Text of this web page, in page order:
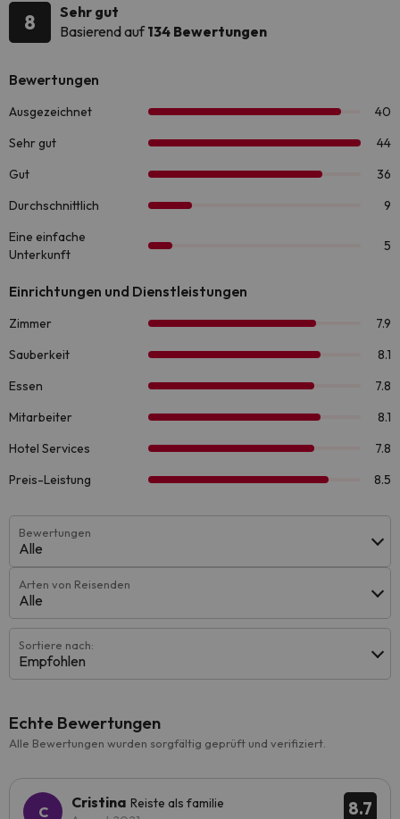
8
Sehr gut
Basierend auf134 Bewertungen
Bewertungen
Alle
Arten von Reisenden
Alle
Sortiere nach:
Empfohlen
Echte Bewertungen
Alle Bewertungen wurden sorgfältig geprüft und verifiziert.
8.7
Cristina Reiste als familie